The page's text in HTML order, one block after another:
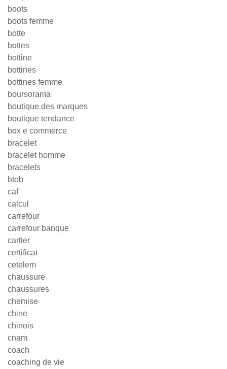
boots
boots femme
botte
bottes
bottine
bottines
bottines femme
boursorama
boutique des marques
boutique tendance
box e commerce
bracelet
bracelet homme
bracelets
btob
caf
calcul
carrefour
carrefour banque
cartier
certificat
cetelem
chaussure
chaussures
chemise
chine
chinois
cnam
coach
coaching de vie